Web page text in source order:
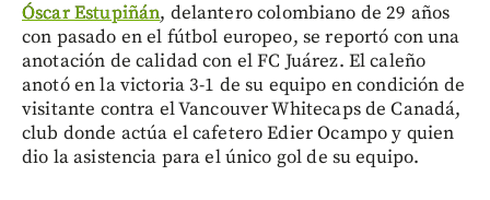
Óscar Estupiñán, delantero colombiano de 29 años
con pasado en el fútbol europeo, se reportó con una
anotación de calidad con el FC Juárez. El caleño
anotó en la victoria 3-1 de su equipo en condición de
visitante contra el Vancouver Whitecaps de Canadá,
club donde actúa el cafetero Edier Ocampo y quien
dio la asistencia para el único gol de su equipo.